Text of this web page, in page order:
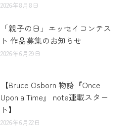
2026年8月8日
「親子の日」エッセイコンテス
ト 作品募集のお知らせ
2026年6月29日
【Bruce Osborn 物語『Once
Upon a Time』 note連載スター
ト】
2026年6月22日